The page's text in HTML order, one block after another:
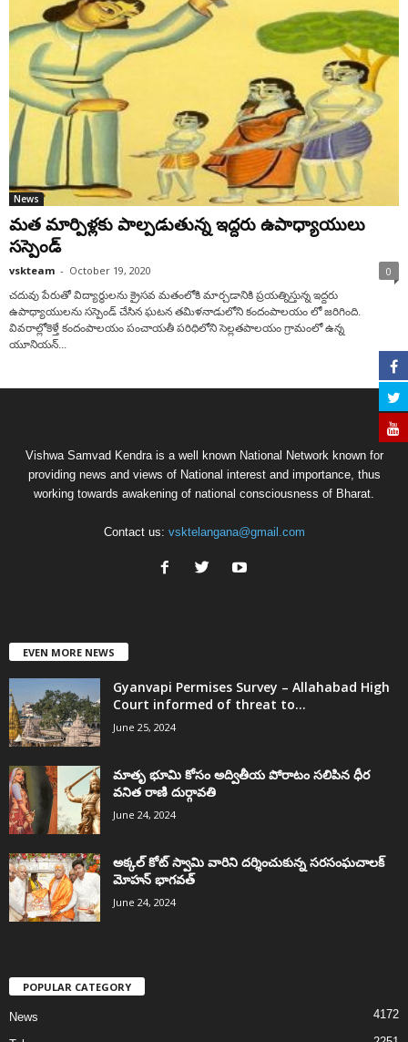
News
మత మార్పిళ్లకు పాల్పడుతున్న ఇద్దరు ఉపాధ్యాయులు
సస్పెండ్‌
vskteam - October 19, 2020 0
చదువు పేరుతో విద్యార్థులను క్రైసవ మతంలోకి మార్చడానికి ప్రయత్నిస్తున్న ఇద్దరు
ఉపాధ్యాయులను సస్పెండ్‌ చేసిన ఘటన తమిళనాడులోని కందంపాలయం లో జరిగింది.
వివరాల్లోకెళ్తే కందంపాలయం పంచాయతీ పరిధిలోని సెల్లతపాలయం గ్రామంలో ఉన్న
యూనియన్‌...
Vishwa Samvad Kendra is a well known National Network known for
providing news and views of National interest and importance, thus
working towards awakening of national consciousness of Bharat.
Contact us: vsktelangana@gmail.com
EVEN MORE NEWS
Gyanvapi Permises Survey – Allahabad High
Court informed of threat to...
June 25, 2024
మాతృ భూమి కోసం అద్వితీయ పోరాటం సలిపిన ధీర
వనిత రాణి దుర్గావతి
June 24, 2024
అక్కల్‌ కోట్‌ స్వామి వారిని దర్శించుకున్న సరసంఘచాలక్
మోహన్ భాగవత్
June 24, 2024
POPULAR CATEGORY
News 4172